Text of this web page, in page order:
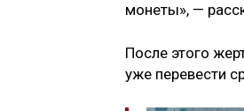
монеты», —
После этого
уже перевести